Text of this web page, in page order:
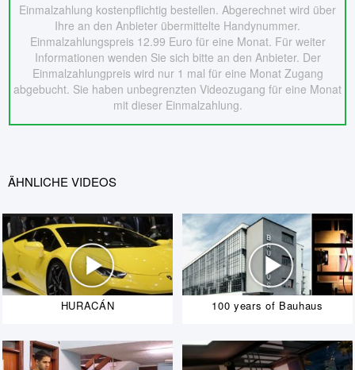
Einmalzahlung kostenpflichtig bestellen. Abgerechnet wird über
Ihre an den Anbieter übermittelte Handynummer.
Einmalzahlungspreis 12.99 Euro für eine Monat. Für weiter
Informationen wenden Sie sich bitte an den Anbieter. Der
Einmalzahlungpreis wird nur 1 mal für eine Monat Zugang
abgebucht. Sie haben unbegrenzten Videozugang für eine Monat
mit dieser Einmalzahlung.
ÄHNLICHE VIDEOS
HURACÁN 100 years of Bauhaus